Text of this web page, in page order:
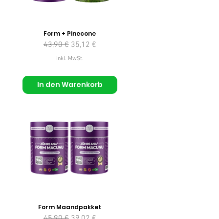
Form + Pinecone
Standardpreis
43,90 € Sale-Preis
35,12 €
inkl. MwSt.
In den Warenkorb
Form Maandpakket